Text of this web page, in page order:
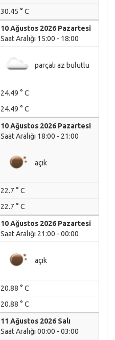
30.45 ° C
10 Ağustos 2026 Pazartesi
Saat Aralığı 15:00 - 18:00
parçalı az bulutlu
24.49 ° C
24.49 ° C
10 Ağustos 2026 Pazartesi
Saat Aralığı 18:00 - 21:00
açık
22.7 ° C
22.7 ° C
10 Ağustos 2026 Pazartesi
Saat Aralığı 21:00 - 00:00
açık
20.88 ° C
20.88 ° C
11 Ağustos 2026 Salı
Saat Aralığı 00:00 - 03:00